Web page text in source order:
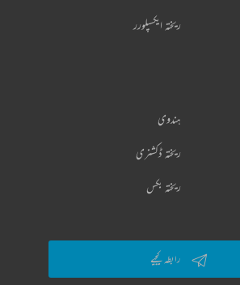
ریختہ ایکسپلورر
ہندوی
ریختہ ڈکشنری
ریختہ بکس
رابطہ کیجیے